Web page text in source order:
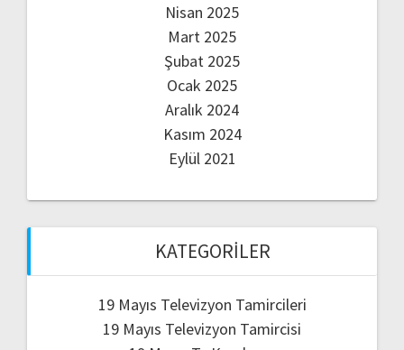
Nisan 2025
Mart 2025
Şubat 2025
Ocak 2025
Aralık 2024
Kasım 2024
Eylül 2021
KATEGORILER
19 Mayıs Televizyon Tamircileri
19 Mayıs Televizyon Tamircisi